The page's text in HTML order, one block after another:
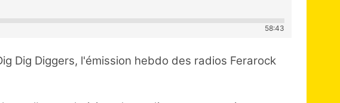
58:43
Dig Diggers, l'émission hebdo des radios Ferarock